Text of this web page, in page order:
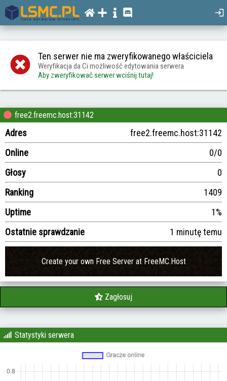
Ten serwer nie ma zweryfikowanego właściciela
Weryfikacja da Ci możliwość edytowania serwera
Aby zweryfikować serwer wciśnij tutaj!
free2.freemc.host:31142
Adres
free2.freemc.host:31142
Online
0/0
Głosy
0
Ranking
1409
Uptime
1%
Ostatnie sprawdzanie
1 minutę temu
Create your own Free Server at FreeMC.Host
Zagłosuj
Statystyki serwera